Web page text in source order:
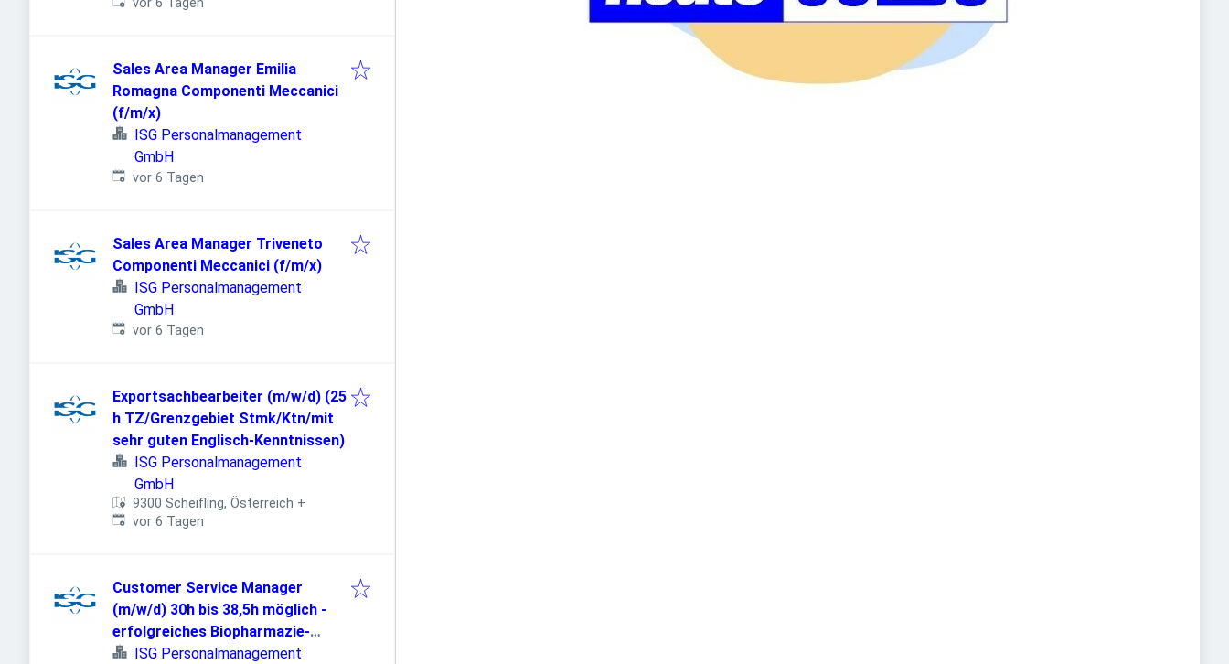
Österreich
vor 6 Tagen
Sales Area Manager Emilia
Romagna Componenti Meccanici
(f/m/x)
ISG Personalmanagement
GmbH
Veröffentlicht:
vor 6 Tagen
Sales Area Manager Triveneto
Componenti Meccanici (f/m/x)
ISG Personalmanagement
GmbH
Veröffentlicht:
vor 6 Tagen
Exportsachbearbeiter (m/w/d) (25
h TZ/Grenzgebiet Stmk/Ktn/mit
sehr guten Englisch-Kenntnissen)
ISG Personalmanagement
GmbH
9300 Scheifling, Österreich +
Veröffentlicht:
vor 6 Tagen
Customer Service Manager
(m/w/d) 30h bis 38,5h möglich -
erfolgreiches Biopharmazie-
Unternehmen
ISG Personalmanagement